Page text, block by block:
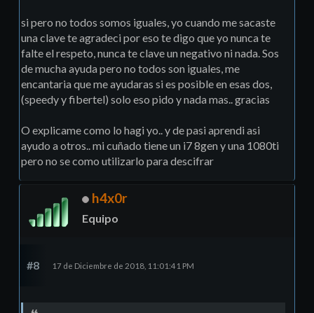
si pero no todos somos iguales, yo cuando me sacaste
una clave te agradeci por eso te digo que yo nunca te
falte el respeto, nunca te clave un negativo ni nada. Sos
de mucha ayuda pero no todos son iguales, me
encantaria que me ayudaras si es posible en esas dos,
(speedy y fibertel) solo eso pido y nada mas.. gracias
O explicame como lo hagi yo.. y de pasi aprendi asi
ayudo a otros.. mi cuñado tiene un i7 8gen y una 1080ti
pero no se como utilizarlo para descifrar
h4x0r
Equipo
#8 17 de Diciembre de 2018, 11:01:41 PM